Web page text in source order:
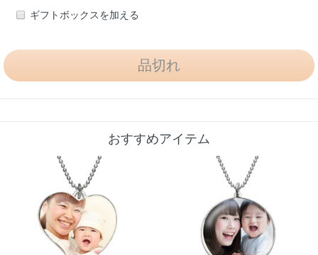
ギフトボックスを加える
おすすめアイテム